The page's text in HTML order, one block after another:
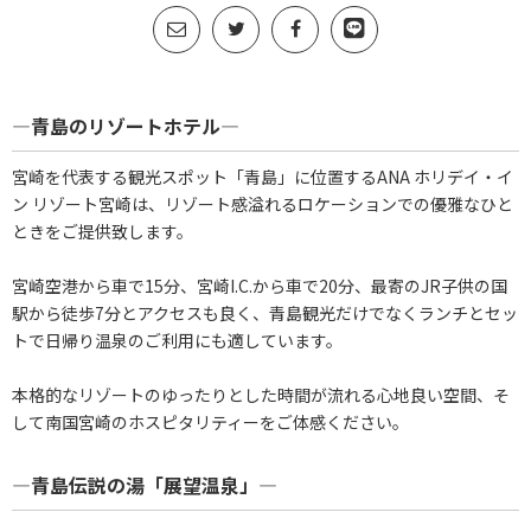
―青島のリゾートホテル―
宮崎を代表する観光スポット「青島」に位置するANA ホリデイ・イ
ン リゾート宮崎は、リゾート感溢れるロケーションでの優雅なひと
ときをご提供致します。
宮崎空港から車で15分、宮崎I.C.から車で20分、最寄のJR子供の国
駅から徒歩7分とアクセスも良く、青島観光だけでなくランチとセッ
トで日帰り温泉のご利用にも適しています。
本格的なリゾートのゆったりとした時間が流れる心地良い空間、そ
して南国宮崎のホスピタリティーをご体感ください。
―青島伝説の湯「展望温泉」―